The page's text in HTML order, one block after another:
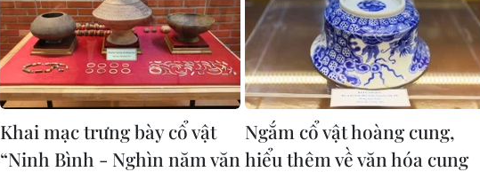
Khai mạc trưng bày cổ vật
“Ninh Bình - Nghìn năm văn
Ngắm cổ vật hoàng cung,
hiểu thêm về văn hóa cung